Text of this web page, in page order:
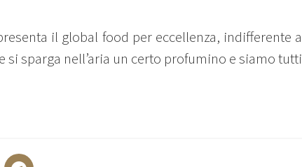
il global food per eccellenza, indifferente a
sparga nell’aria un certo profumino e siamo tutti